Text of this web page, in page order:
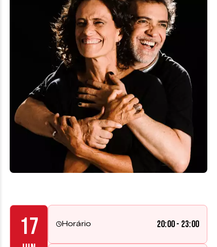
17 Horário 20:00 - 23:00